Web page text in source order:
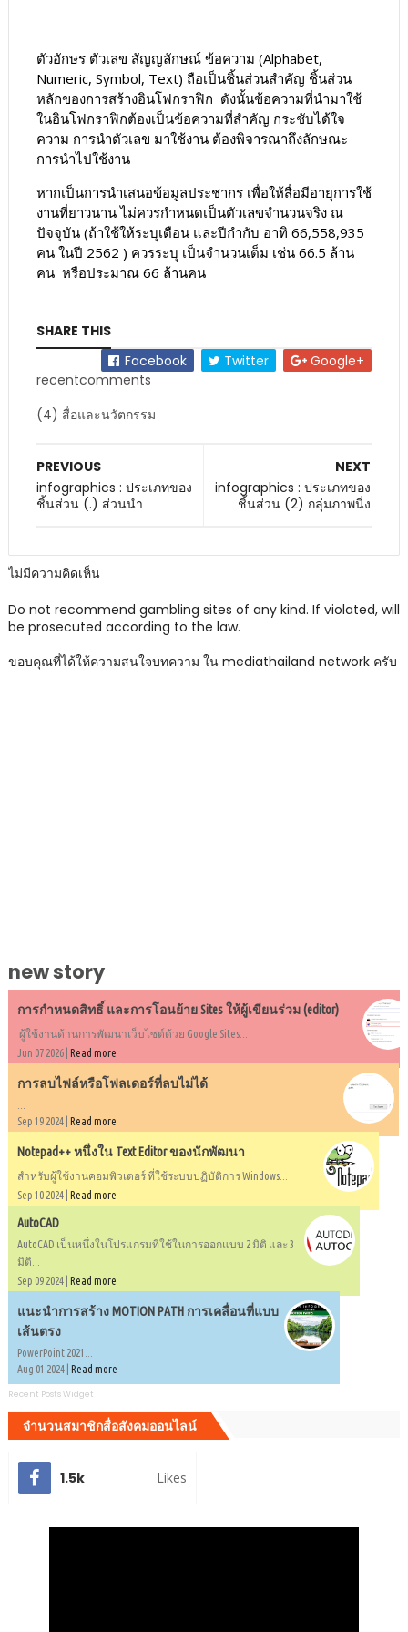
ตัวอักษร ตัวเลข สัญญลักษณ์ ข้อความ (Alphabet,
Numeric, Symbol, Text) ถือเป็นชิ้นส่วนสำคัญ ชิ้นส่วน
หลักของการสร้างอินโฟกราฟิก ดังนั้นข้อความที่นำมาใช้
ในอินโฟกราฟิกต้องเป็นข้อความที่สำคัญ กระชับได้ใจ
ความ การนำตัวเลข มาใช้งาน ต้องพิจารณาถึงลักษณะ
การนำไปใช้งาน
หากเป็นการนำเสนอข้อมูลประชากร เพื่อให้สื่อมีอายุการใช้
งานที่ยาวนาน ไม่ควรกำหนดเป็นตัวเลขจำนวนจริง ณ
ปัจจุบัน (ถ้าใช้ให้ระบุเดือน และปีกำกับ อาทิ 66,558,935
คน ในปี 2562 ) ควรระบุ เป็นจำนวนเต็ม เช่น 66.5 ล้าน
คน หรือประมาณ 66 ล้านคน
SHARE THIS
Facebook
Twitter
Google+
recentcomments
(4) สื่อและนวัตกรรม
NEXT
infographics : ประเภทของ
ชิ้นส่วน (2) กลุ่มภาพนิ่ง
PREVIOUS
infographics : ประเภทของ
ชิ้นส่วน (.) ส่วนนำ
ไม่มีความคิดเห็น
Do not recommend gambling sites of any kind. If violated, will
be prosecuted according to the law.
ขอบคุณที่ได้ให้ความสนใจบทความ ใน mediathailand network ครับ
new story
การกำหนดสิทธิ์ และการโอนย้าย Sites ให้ผู้เขียนร่วม (editor)
ผู้ใช้งานด้านการพัฒนาเว็บไซต์ด้วย Google Sites...
Jun 07 2026 | Read more
การลบไฟล์หรือโฟลเดอร์ที่ลบไม่ได้
Sep 19 2024 | Read more
Notepad++ หนึ่งใน Text Editor ของนักพัฒนา
สำหรับผู้ใช้งานคอมพิวเตอร์ ที่ใช้ระบบปฏิบัติการ Windows...
Sep 10 2024 | Read more
AutoCAD
AutoCAD เป็นหนึ่งในโปรแกรมที่ใช้ในการออกแบบ 2 มิติ และ 3
มิติ...
Sep 09 2024 | Read more
แนะนำการสร้าง MOTION PATH การเคลื่อนที่แบบ
เส้นตรง
PowerPoint 2021...
Aug 01 2024 | Read more
Recent Posts Widget
จำนวนสมาชิกสื่อสังคมออนไลน์
1.5k Likes